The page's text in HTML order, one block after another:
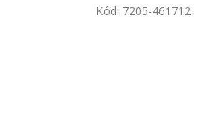
Kód: 7205-461712